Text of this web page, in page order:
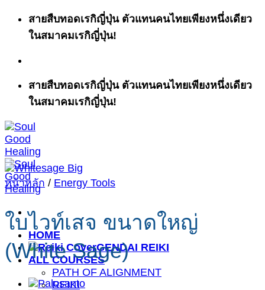
ข้าม
สายสืบทอดเรกิญี่ปุ่น ตัวแทนคนไทยเพียงหนึ่งเดียว
ในสมาคมเรกิญี่ปุ่น!
สายสืบทอดเรกิญี่ปุ่น ตัวแทนคนไทยเพียงหนึ่งเดียว
ในสมาคมเรกิญี่ปุ่น!
HOME
GENDAI REIKI
ALL COURSES
PATH OF ALIGNMENT
REIKI
หน้าหลัก / Energy Tools
ใบไวท์เสจ ขนาดใหญ่
(White Sage)